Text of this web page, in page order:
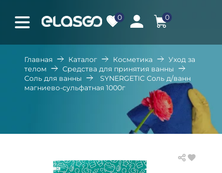
0 0
Главная Каталог Косметика
Уход за
телом
Средства для принятия ванны
Соль для ванны
SYNERGETIC Соль д/ванн
магниево-сульфатная 1000г